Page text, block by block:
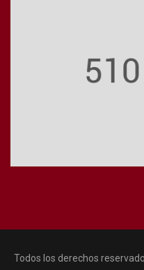
Todos los derechos